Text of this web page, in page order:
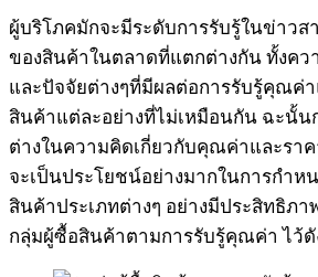
ผู้บริโภคมักจะมีระดับการรับรู้ในข่าวส
ของสินค้าในตลาดที่แตกต่างกัน ทั้งค
และปัจจัยต่างๆที่มีผลต่อการรับรู้คุณค่
สินค้าแต่ละอย่างที่ไม่เหมือนกัน ฉะนั้น
ต่างในความคิดเกี่ยวกับคุณค่าและรา
จะเป็นประโยชน์อย่างมากในการกำห
สินค้าประเภทต่างๆ อย่างมีประสิทธิภา
กลุ่มผู้ซื้อสินค้าตามการรับรู้คุณค่า ไว้